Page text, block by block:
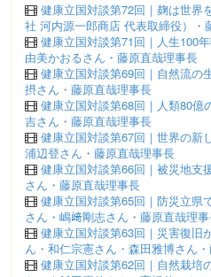
健康立国対談第72回｜麹は世界
社 河内源一郎商店 代表取締役）・
健康立国対談第71回｜人生100
由美かおるさん・藤原直哉理事長
健康立国対談第69回｜自然流の
摂さん・藤原直哉理事長
健康立国対談第68回｜人類80億
吉さん・藤原直哉理事長
健康立国対談第67回｜世界の
浦辺登さん・藤原直哉理事長
健康立国対談第66回｜被災地支
さん・藤原直哉理事長
健康立国対談第65回｜防災立県
さん・嶋﨑剛志さん・藤原直哉理
健康立国対談第63回｜災害復旧
ん・和仁宗憲さん・森田雅博さん
健康立国対談第62回｜自然栽培